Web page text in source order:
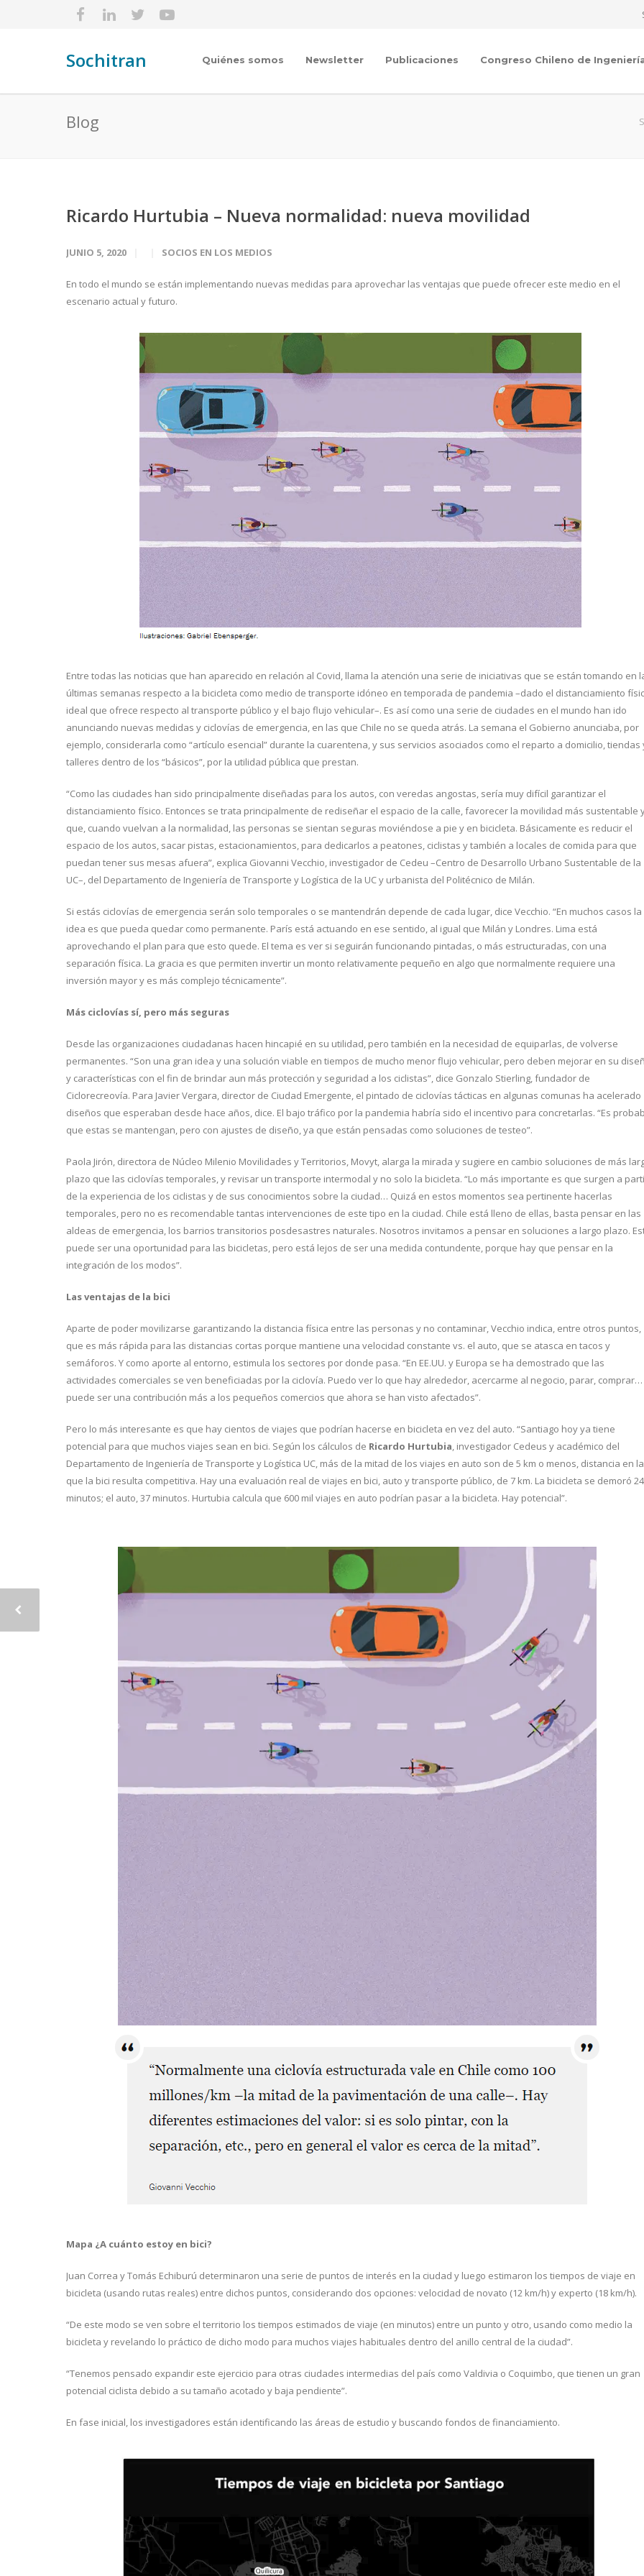
Sochitran Quiénes somos Newsletter Publicaciones Congreso Chileno de
Blog
Ricardo Hurtubia – Nueva normalidad: nueva movilidad
JUNIO 5, 2020 SOCIOS EN LOS MEDIOS
En todo el mundo se están implementando nuevas medidas para aprovechar las ventajas que puede ofrecer este medio en el
escenario actual y futuro.
Entre todas las noticias que han aparecido en relación al Covid, llama la atención una serie de iniciativas que se están tomando en
últimas semanas respecto a la bicicleta como medio de transporte idóneo en temporada de pandemia –dado el distanciamiento
ideal que ofrece respecto al transporte público y el bajo flujo vehicular–. Es así como una serie de ciudades en el mundo han ido
anunciando nuevas medidas y ciclovías de emergencia, en las que Chile no se queda atrás. La semana el Gobierno anunciaba, por
ejemplo, considerarla como “artículo esencial” durante la cuarentena, y sus servicios asociados como el reparto a domicilio, tiendas
talleres dentro de los “básicos”, por la utilidad pública que prestan.
“Como las ciudades han sido principalmente diseñadas para los autos, con veredas angostas, sería muy difícil garantizar el
distanciamiento físico. Entonces se trata principalmente de rediseñar el espacio de la calle, favorecer la movilidad más sustentable
que, cuando vuelvan a la normalidad, las personas se sientan seguras moviéndose a pie y en bicicleta. Básicamente es reducir el
espacio de los autos, sacar pistas, estacionamientos, para dedicarlos a peatones, ciclistas y también a locales de comida para que
puedan tener sus mesas afuera”, explica Giovanni Vecchio, investigador de Cedeu –Centro de Desarrollo Urbano Sustentable de la
UC–, del Departamento de Ingeniería de Transporte y Logística de la UC y urbanista del Politécnico de Milán.
Si estás ciclovías de emergencia serán solo temporales o se mantendrán depende de cada lugar, dice Vecchio. “En muchos casos la
idea es que pueda quedar como permanente. París está actuando en ese sentido, al igual que Milán y Londres. Lima está
aprovechando el plan para que esto quede. El tema es ver si seguirán funcionando pintadas, o más estructuradas, con una
separación física. La gracia es que permiten invertir un monto relativamente pequeño en algo que normalmente requiere una
inversión mayor y es más complejo técnicamente”.
Más ciclovías sí, pero más seguras
Desde las organizaciones ciudadanas hacen hincapié en su utilidad, pero también en la necesidad de equiparlas, de volverse
permanentes. “Son una gran idea y una solución viable en tiempos de mucho menor flujo vehicular, pero deben mejorar en su
y características con el fin de brindar aun más protección y seguridad a los ciclistas”, dice Gonzalo Stierling, fundador de
Ciclorecreovía. Para Javier Vergara, director de Ciudad Emergente, el pintado de ciclovías tácticas en algunas comunas ha acelerado
diseños que esperaban desde hace años, dice. El bajo tráfico por la pandemia habría sido el incentivo para concretarlas. “Es
que estas se mantengan, pero con ajustes de diseño, ya que están pensadas como soluciones de testeo”.
Paola Jirón, directora de Núcleo Milenio Movilidades y Territorios, Movyt, alarga la mirada y sugiere en cambio soluciones de más
plazo que las ciclovías temporales, y revisar un transporte intermodal y no solo la bicicleta. “Lo más importante es que surgen a
de la experiencia de los ciclistas y de sus conocimientos sobre la ciudad… Quizá en estos momentos sea pertinente hacerlas
temporales, pero no es recomendable tantas intervenciones de este tipo en la ciudad. Chile está lleno de ellas, basta pensar en las
aldeas de emergencia, los barrios transitorios posdesastres naturales. Nosotros invitamos a pensar en soluciones a largo plazo.
puede ser una oportunidad para las bicicletas, pero está lejos de ser una medida contundente, porque hay que pensar en la
integración de los modos”.
Las ventajas de la bici
Aparte de poder movilizarse garantizando la distancia física entre las personas y no contaminar, Vecchio indica, entre otros puntos,
que es más rápida para las distancias cortas porque mantiene una velocidad constante vs. el auto, que se atasca en tacos y
semáforos. Y como aporte al entorno, estimula los sectores por donde pasa. “En EE.UU. y Europa se ha demostrado que las
actividades comerciales se ven beneficiadas por la ciclovía. Puedo ver lo que hay alrededor, acercarme al negocio, parar, comprar…
puede ser una contribución más a los pequeños comercios que ahora se han visto afectados”.
Pero lo más interesante es que hay cientos de viajes que podrían hacerse en bicicleta en vez del auto. “Santiago hoy ya tiene
potencial para que muchos viajes sean en bici. Según los cálculos de Ricardo Hurtubia, investigador Cedeus y académico del
Departamento de Ingeniería de Transporte y Logística UC, más de la mitad de los viajes en auto son de 5 km o menos, distancia en la
que la bici resulta competitiva. Hay una evaluación real de viajes en bici, auto y transporte público, de 7 km. La bicicleta se demoró 24
minutos; el auto, 37 minutos. Hurtubia calcula que 600 mil viajes en auto podrían pasar a la bicicleta. Hay potencial”.
Mapa ¿A cuánto estoy en bici?
Juan Correa y Tomás Echiburú determinaron una serie de puntos de interés en la ciudad y luego estimaron los tiempos de viaje en
bicicleta (usando rutas reales) entre dichos puntos, considerando dos opciones: velocidad de novato (12 km/h) y experto (18 km/h).
“De este modo se ven sobre el territorio los tiempos estimados de viaje (en minutos) entre un punto y otro, usando como medio la
bicicleta y revelando lo práctico de dicho modo para muchos viajes habituales dentro del anillo central de la ciudad”.
“Tenemos pensado expandir este ejercicio para otras ciudades intermedias del país como Valdivia o Coquimbo, que tienen un gran
potencial ciclista debido a su tamaño acotado y baja pendiente”.
En fase inicial, los investigadores están identificando las áreas de estudio y buscando fondos de financiamiento.